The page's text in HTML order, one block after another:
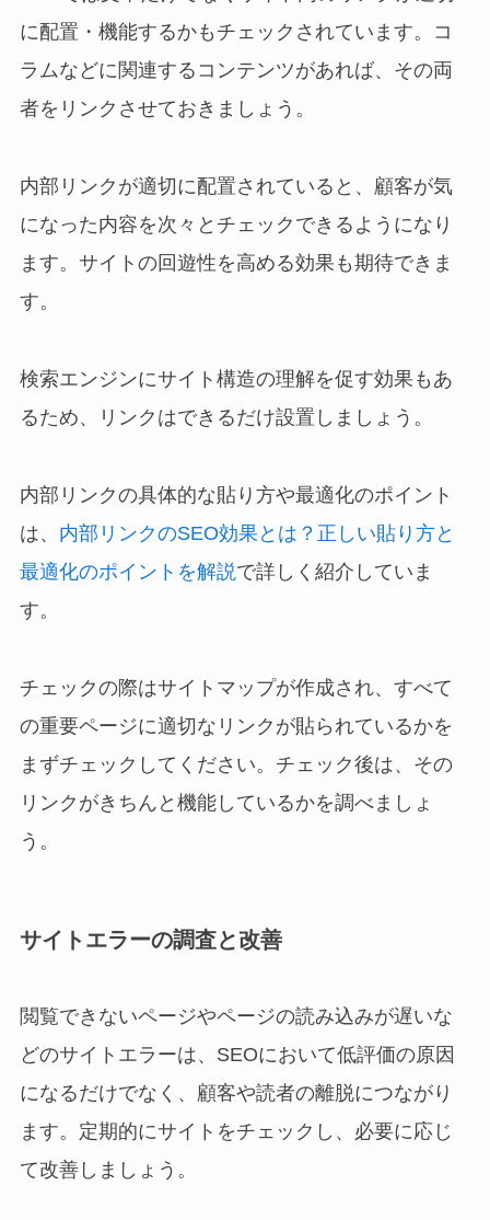
に配置・機能するかもチェックされています。コ
ラムなどに関連するコンテンツがあれば、その両
者をリンクさせておきましょう。
内部リンクが適切に配置されていると、顧客が気
になった内容を次々とチェックできるようになり
ます。サイトの回遊性を高める効果も期待できま
す。
検索エンジンにサイト構造の理解を促す効果もあ
るため、リンクはできるだけ設置しましょう。
内部リンクの具体的な貼り方や最適化のポイント
は、 内部リンクのSEO効果とは？正しい貼り方と
最適化のポイントを解説で詳しく紹介していま
す。
チェックの際はサイトマップが作成され、すべて
の重要ページに適切なリンクが貼られているかを
まずチェックしてください。チェック後は、その
リンクがきちんと機能しているかを調べましょ
う。
サイトエラーの調査と改善
閲覧できないページやページの読み込みが遅いな
どのサイトエラーは、SEOにおいて低評価の原因
になるだけでなく、顧客や読者の離脱につながり
ます。定期的にサイトをチェックし、必要に応じ
て改善しましょう。